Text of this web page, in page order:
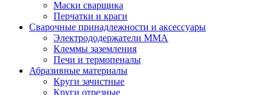
Маски сварщика
Перчатки и краги
Сварочные принадлежности и аксессуары
Электрододержатели MMA
Клеммы заземления
Печи и термопеналы
Абразивные материалы
Круги зачистные
Круги отрезные